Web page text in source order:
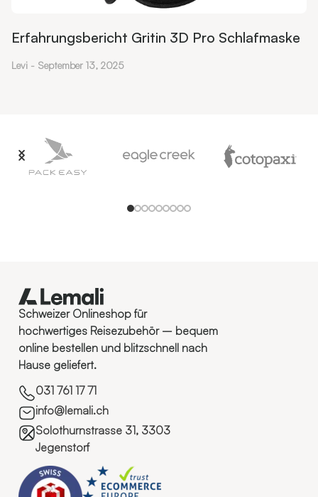
Erfahrungsbericht Gritin 3D Pro Schlafmaske
Levi September 13, 2025
Schweizer Onlineshop für
hochwertiges Reisezubehör – bequem
online bestellen und blitzschnell nach
Hause geliefert.
031 761 17 71
info@lemali.ch
Solothurnstrasse 31, 3303
Jegenstorf